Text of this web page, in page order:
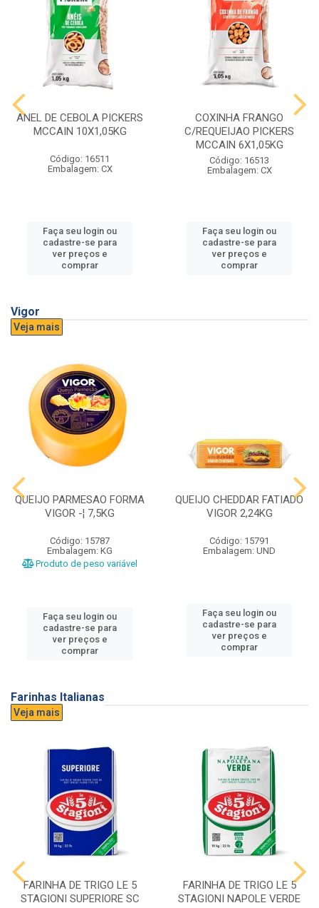
ANEL DE CEBOLA PICKERS
MCCAIN 10X1,05KG
Código: 16511
Embalagem: CX
Faça seu login ou
cadastre-se para
ver preços e
comprar
COXINHA FRANGO
C/REQUEIJAO PICKERS
MCCAIN 6X1,05KG
Código: 16513
Embalagem: CX
Faça seu login ou
cadastre-se para
ver preços e
comprar
Vigor
Veja mais
QUEIJO PARMESAO FORMA
VIGOR -¦ 7,5KG
Código: 15787
Embalagem: KG
Produto de peso variável
Faça seu login ou
cadastre-se para
ver preços e
comprar
QUEIJO CHEDDAR FATIADO
VIGOR 2,24KG
Código: 15791
Embalagem: UND
Faça seu login ou
cadastre-se para
ver preços e
comprar
Farinhas Italianas
Veja mais
FARINHA DE TRIGO LE 5
STAGIONI SUPERIORE SC
FARINHA DE TRIGO LE 5
STAGIONI NAPOLE VERDE